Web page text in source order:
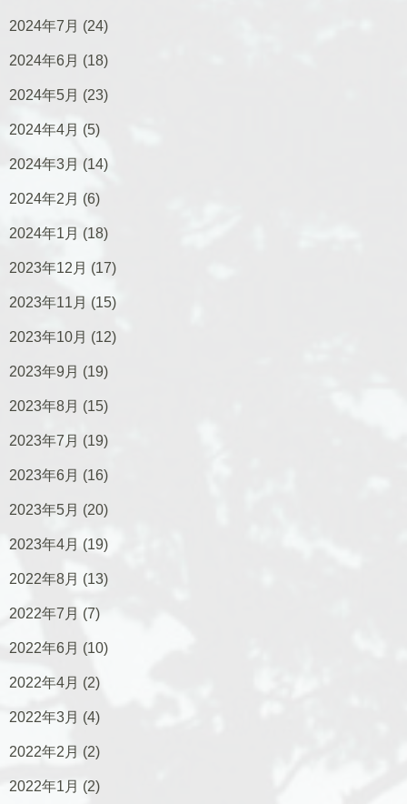
2024年7月 (24)
2024年6月 (18)
2024年5月 (23)
2024年4月 (5)
2024年3月 (14)
2024年2月 (6)
2024年1月 (18)
2023年12月 (17)
2023年11月 (15)
2023年10月 (12)
2023年9月 (19)
2023年8月 (15)
2023年7月 (19)
2023年6月 (16)
2023年5月 (20)
2023年4月 (19)
2022年8月 (13)
2022年7月 (7)
2022年6月 (10)
2022年4月 (2)
2022年3月 (4)
2022年2月 (2)
2022年1月 (2)